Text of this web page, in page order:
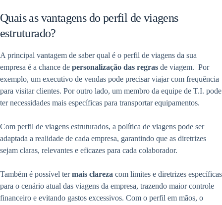
Quais as vantagens do perfil de viagens
estruturado?
A principal vantagem de saber qual é o perfil de viagens da sua
empresa é a chance de personalização das regras de viagem. Por
exemplo, um executivo de vendas pode precisar viajar com frequência
para visitar clientes. Por outro lado, um membro da equipe de T.I. pode
ter necessidades mais específicas para transportar equipamentos.
Com perfil de viagens estruturados, a política de viagens pode ser
adaptada a realidade de cada empresa, garantindo que as diretrizes
sejam claras, relevantes e eficazes para cada colaborador.
Também é possível termais clareza com limites e diretrizes específicas
para o cenário atual das viagens da empresa, trazendo maior controle
financeiro e evitando gastos excessivos. Com o perfil em mãos, o